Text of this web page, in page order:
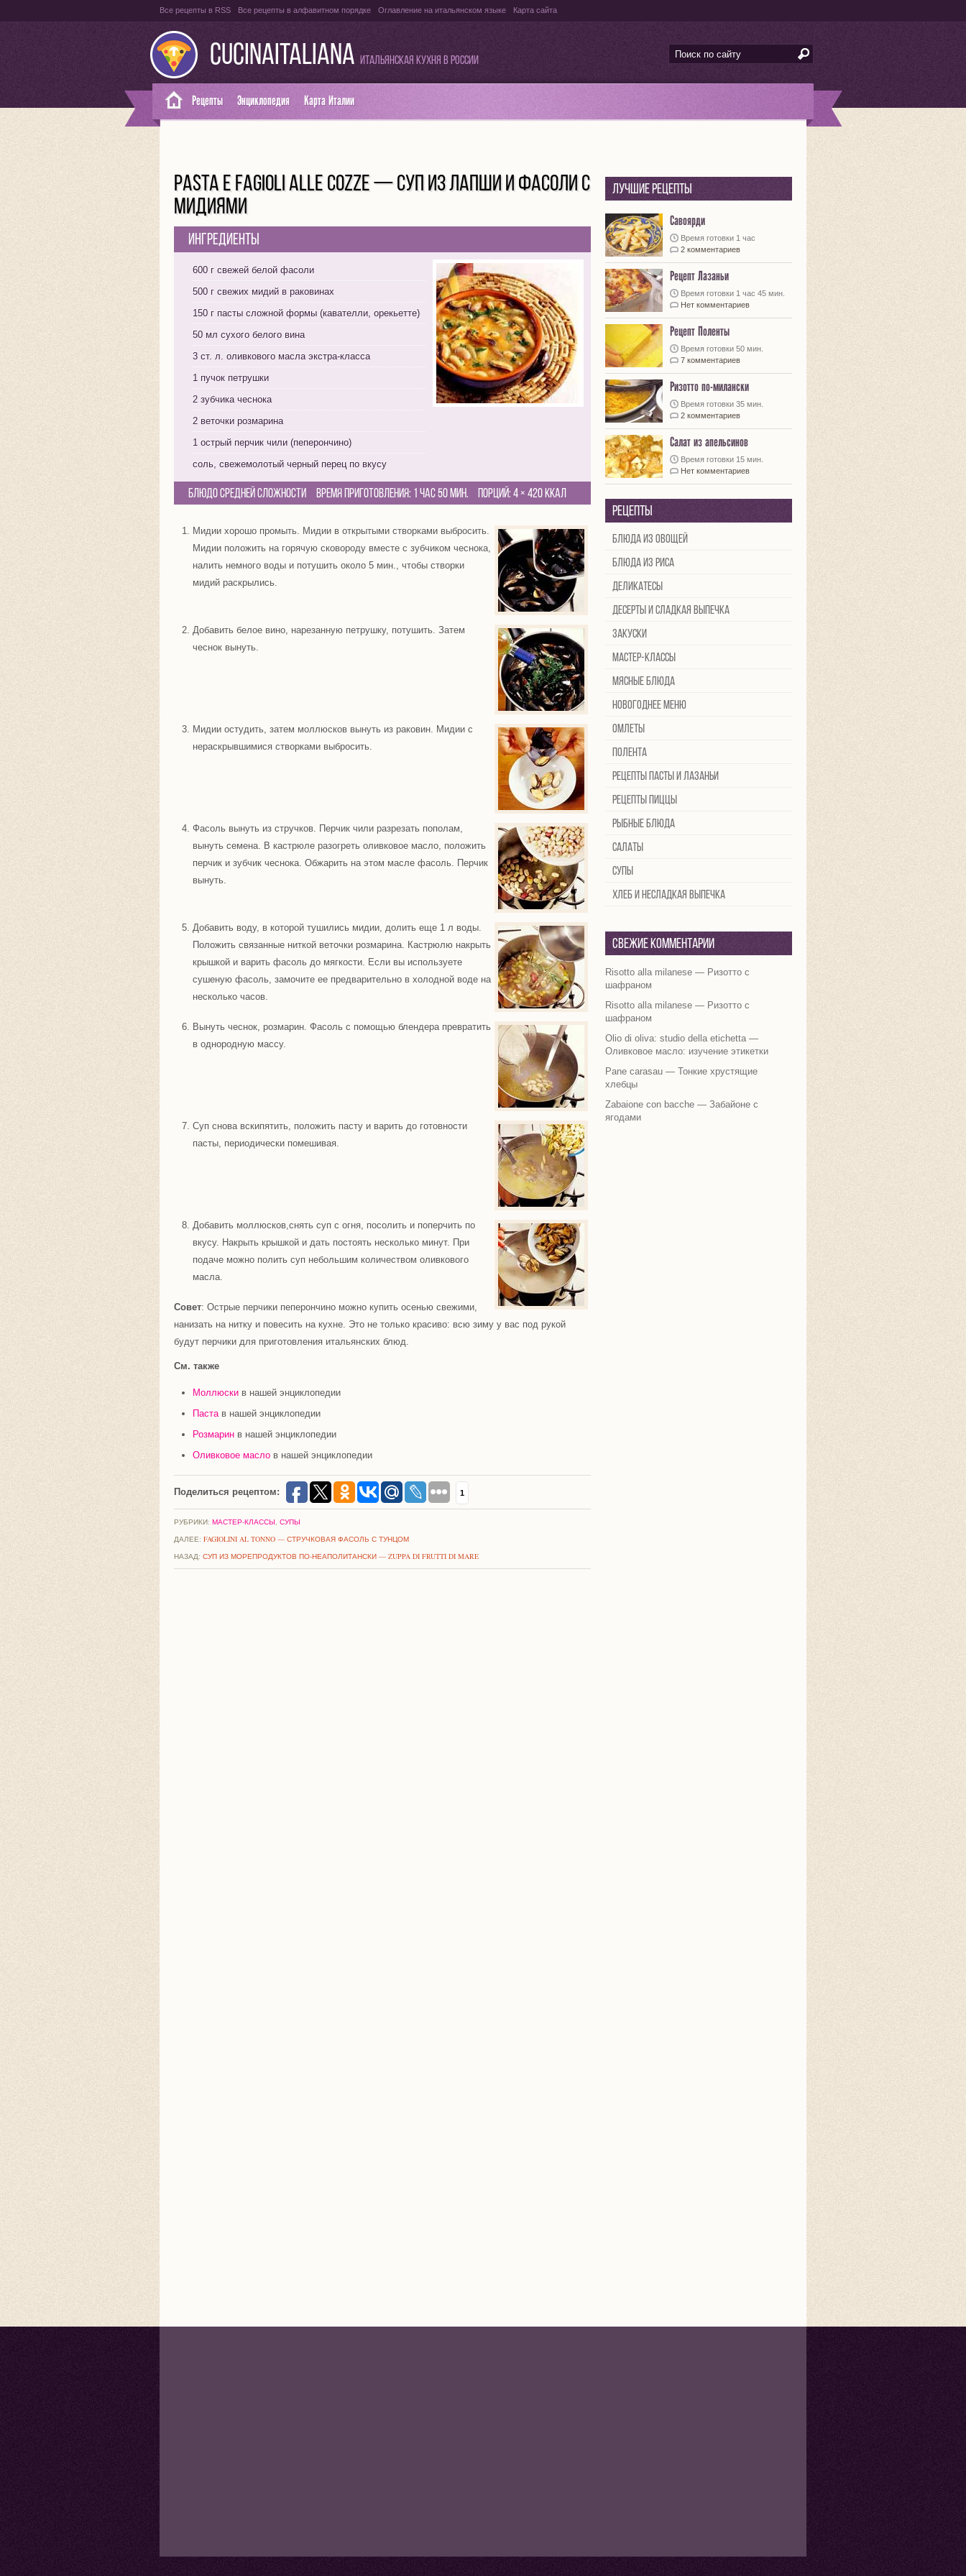
Все рецепты в RSS Все рецепты в алфавитном порядке Оглавление на итальянском языке Карта сайта
CUCINAITALIANA Итальянская кухня в России
Рецепты Энциклопедия Карта Италии
PASTA E FAGIOLI ALLE COZZE — СУП ИЗ ЛАПШИ И ФАСОЛИ С
МИДИЯМИ
Ингредиенты
600 г свежей белой фасоли
500 г свежих мидий в раковинах
150 г пасты сложной формы (кавателли, орекьетте)
50 мл сухого белого вина
3 ст. л. оливкового масла экстра-класса
1 пучок петрушки
2 зубчика чеснока
2 веточки розмарина
1 острый перчик чили (пеперончино)
соль, свежемолотый черный перец по вкусу
Блюдо средней сложности Время приготовления: 1 час 50 мин. Порций: 4 × 420 Ккал
Мидии хорошо промыть. Мидии в открытыми створками выбросить.
Мидии положить на горячую сковороду вместе с зубчиком чеснока,
налить немного воды и потушить около 5 мин., чтобы створки
мидий раскрылись.
Добавить белое вино, нарезанную петрушку, потушить. Затем
чеснок вынуть.
Мидии остудить, затем моллюсков вынуть из раковин. Мидии с
нераскрывшимися створками выбросить.
Фасоль вынуть из стручков. Перчик чили разрезать пополам,
вынуть семена. В кастрюле разогреть оливковое масло, положить
перчик и зубчик чеснока. Обжарить на этом масле фасоль. Перчик
вынуть.
Добавить воду, в которой тушились мидии, долить еще 1 л воды.
Положить связанные ниткой веточки розмарина. Кастрюлю накрыть
крышкой и варить фасоль до мягкости. Если вы используете
сушеную фасоль, замочите ее предварительно в холодной воде на
несколько часов.
Вынуть чеснок, розмарин. Фасоль с помощью блендера превратить
в однородную массу.
Суп снова вскипятить, положить пасту и варить до готовности
пасты, периодически помешивая.
Добавить моллюсков,снять суп с огня, посолить и поперчить по
вкусу. Накрыть крышкой и дать постоять несколько минут. При
подаче можно полить суп небольшим количеством оливкового
масла.
Совет: Острые перчики пеперончино можно купить осенью свежими,
нанизать на нитку и повесить на кухне. Это не только красиво: всю зиму у вас под рукой
будут перчики для приготовления итальянских блюд.
См. также
Моллюски в нашей энциклопедии
Пастав нашей энциклопедии
Розмарин в нашей энциклопедии
Оливковое масло в нашей энциклопедии
Поделиться рецептом: 1
РУБРИКИ: МАСТЕР-КЛАССЫ, СУПЫ
ДАЛЕЕ: FAGIOLINI AL TONNO — СТРУЧКОВАЯ ФАСОЛЬ С ТУНЦОМ
НАЗАД: СУП ИЗ МОРЕПРОДУКТОВ ПО-НЕАПОЛИТАНСКИ — ZUPPA DI FRUTTI DI MARE
Лучшие рецепты
Савоярди
Время готовки 1 час
2 комментариев
Рецепт Лазаньи
Время готовки 1 час 45 мин.
Нет комментариев
Рецепт Поленты
Время готовки 50 мин.
7 комментариев
Ризотто по-милански
Время готовки 35 мин.
2 комментариев
Салат из апельсинов
Время готовки 15 мин.
Нет комментариев
Рецепты
Блюда из овощей
Блюда из риса
Деликатесы
Десерты и сладкая выпечка
Закуски
Мастер-классы
Мясные блюда
Новогоднее меню
Омлеты
Полента
Рецепты пасты и лазаньи
Рецепты пиццы
Рыбные блюда
Салаты
Супы
Хлеб и несладкая выпечка
Свежие комментарии
Risotto alla milanese — Ризотто с
шафраном
Risotto alla milanese — Ризотто с
шафраном
Olio di oliva: studio della etichetta —
Оливковое масло: изучение этикетки
Pane carasau — Тонкие хрустящие
хлебцы
Zabaione con bacche — Забайоне с
ягодами